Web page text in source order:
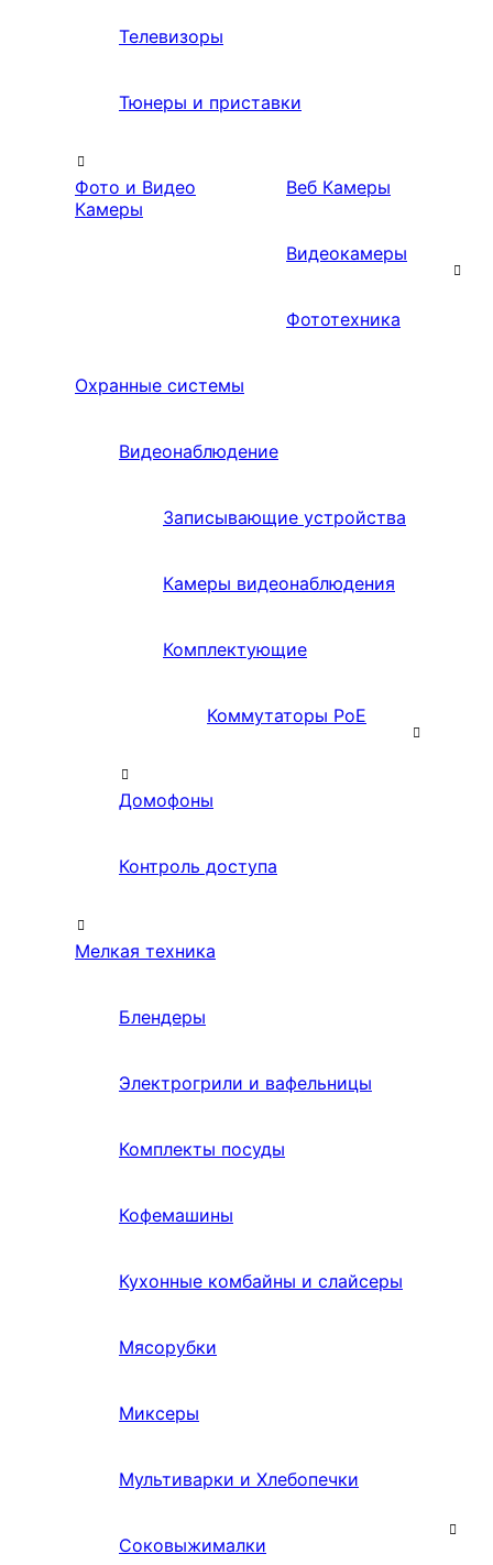
Телевизоры
Тюнеры и приставки
Фото и Видео
Камеры
Веб Камеры
Видеокамеры
Фототехника
Охранные системы
Видеонаблюдение
Записывающие устройства
Камеры видеонаблюдения
Комплектующие
Коммутаторы PoE
Домофоны
Контроль доступа
Мелкая техника
Блендеры
Электрогрили и вафельницы
Комплекты посуды
Кофемашины
Кухонные комбайны и слайсеры
Мясорубки
Миксеры
Мультиварки и Хлебопечки
Соковыжималки